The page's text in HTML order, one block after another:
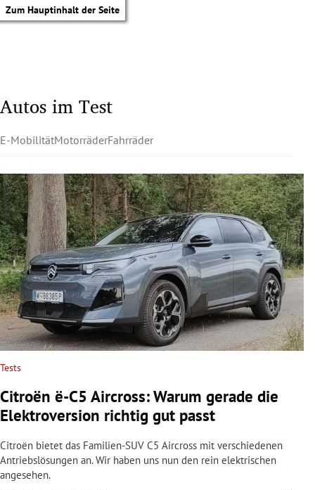
Zum Hauptinhalt der Seite
Untermenü
Untermenü
Untermenü
Untermenü
Untermenü
Autos im Test
E-MobilitätMotorräderFahrräder
Tests
Citroën ë-C5 Aircross: Warum gerade die
Elektroversion richtig gut passt
Citroën bietet das Familien-SUV C5 Aircross mit verschiedenen
Antriebslösungen an. Wir haben uns nun den rein elektrischen
angesehen.